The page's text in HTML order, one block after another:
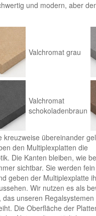
und modern, aber
Valchromat grau
Valchromat
schokoladenbraun
kreuzweise übereinander
den Multiplexplatten die
Die Kanten bleiben, wie
sichtbar. Sie werden fein
geben der Multiplexplatte
Wir nutzen es als
unseren Regalsystemen
Die Oberfläche der